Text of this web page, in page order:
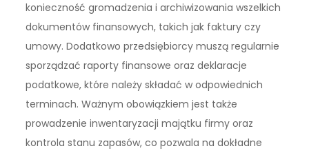
konieczność gromadzenia i archiwizowania wszelkich
dokumentów finansowych, takich jak faktury czy
umowy. Dodatkowo przedsiębiorcy muszą regularnie
sporządzać raporty finansowe oraz deklaracje
podatkowe, które należy składać w odpowiednich
terminach. Ważnym obowiązkiem jest także
prowadzenie inwentaryzacji majątku firmy oraz
kontrola stanu zapasów, co pozwala na dokładne